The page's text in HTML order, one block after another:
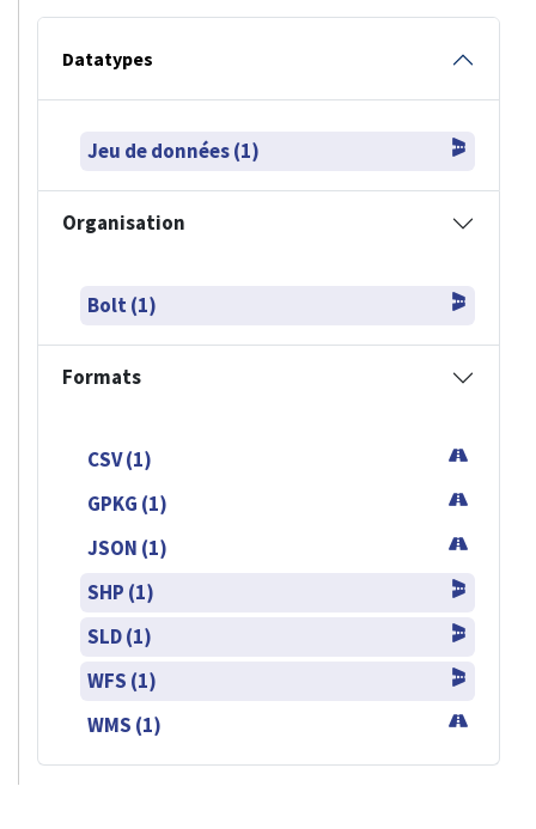
Datatypes
Jeu de données (1)
Organisation
Bolt (1)
Formats
CSV (1)
GPKG (1)
JSON (1)
SHP (1)
SLD (1)
WFS (1)
WMS (1)